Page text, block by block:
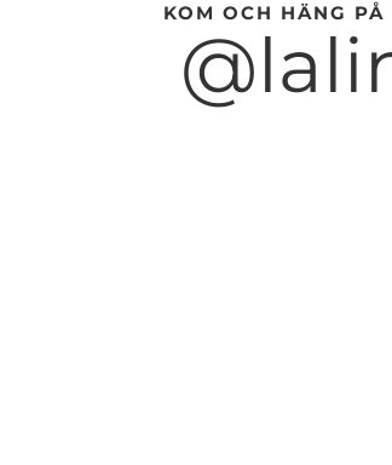
KOM OCH HÄNG PÅ